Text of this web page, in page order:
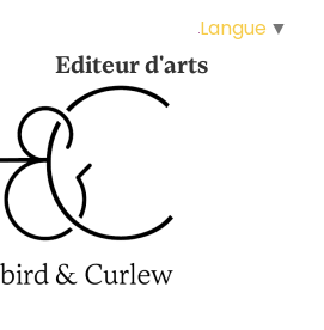
Editeur d'arts
Langue ▼